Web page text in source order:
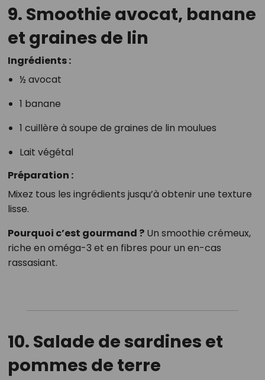
9. Smoothie avocat, banane
et graines de lin
Ingrédients :
½ avocat
1 banane
1 cuillère à soupe de graines de lin moulues
Lait végétal
Préparation :
Mixez tous les ingrédients jusqu’à obtenir une texture
lisse.
Pourquoi c’est gourmand ?Un smoothie crémeux,
riche en oméga-3 et en fibres pour un en-cas
rassasiant.
10. Salade de sardines et
pommes de terre